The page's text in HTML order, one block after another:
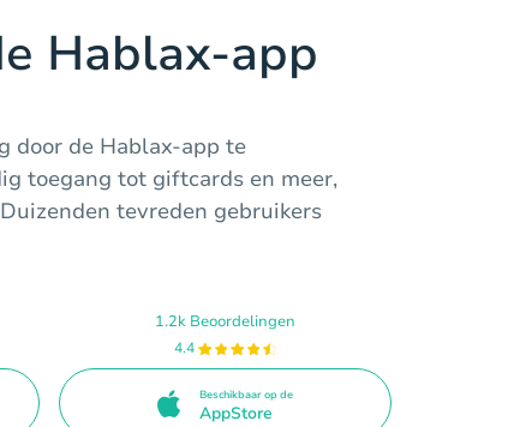
Hablax-app
door de Hablax-app te
toegang tot giftcards en meer,
tevreden gebruikers
1.2k Beoordelingen
4.4
Beschikbaar op de
AppStore